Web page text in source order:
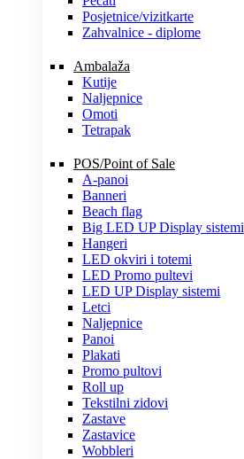
Posjetnice/vizitkarte
Zahvalnice - diplome
Ambalaža
Kutije
Naljepnice
Omoti
Tetrapak
POS/Point of Sale
A-panoi
Banneri
Beach flag
Big LED UP Display sistemi
Hangeri
LED okviri i totemi
LED Promo pultevi
LED UP Display sistemi
Letci
Naljepnice
Panoi
Plakati
Promo pultovi
Roll up
Tekstilni zidovi
Zastave
Zastavice
Wobbleri